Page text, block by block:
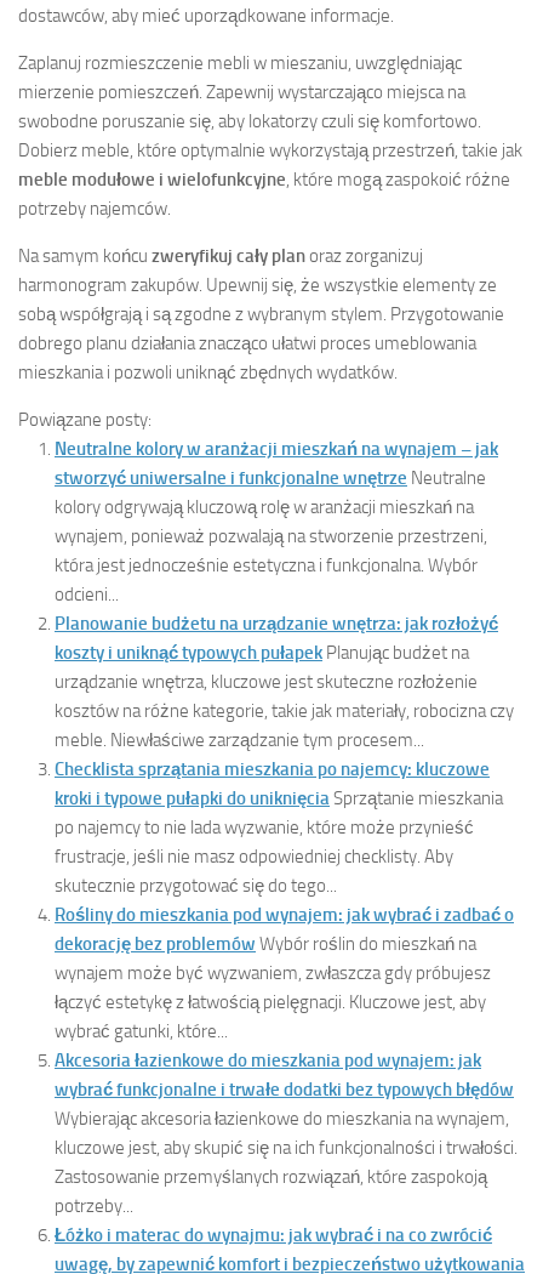
dostawców, aby mieć uporządkowane informacje.
Zaplanuj rozmieszczenie mebli w mieszaniu, uwzględniając
mierzenie pomieszczeń. Zapewnij wystarczająco miejsca na
swobodne poruszanie się, aby lokatorzy czuli się komfortowo.
Dobierz meble, które optymalnie wykorzystają przestrzeń, takie jak
meble modułowe i wielofunkcyjne , które mogą zaspokoić różne
potrzeby najemców.
Na samym końcu zweryfikuj cały planoraz zorganizuj
harmonogram zakupów. Upewnij się, że wszystkie elementy ze
sobą współgrają i są zgodne z wybranym stylem. Przygotowanie
dobrego planu działania znacząco ułatwi proces umeblowania
mieszkania i pozwoli uniknąć zbędnych wydatków.
Powiązane posty:
Neutralne kolory w aranżacji mieszkań na wynajem – jak
stworzyć uniwersalne i funkcjonalne wnętrze Neutralne
kolory odgrywają kluczową rolę w aranżacji mieszkań na
wynajem, ponieważ pozwalają na stworzenie przestrzeni,
która jest jednocześnie estetyczna i funkcjonalna. Wybór
odcieni...
Planowanie budżetu na urządzanie wnętrza: jak rozłożyć
koszty i uniknąć typowych pułapek Planując budżet na
urządzanie wnętrza, kluczowe jest skuteczne rozłożenie
kosztów na różne kategorie, takie jak materiały, robocizna czy
meble. Niewłaściwe zarządzanie tym procesem...
Checklista sprzątania mieszkania po najemcy: kluczowe
kroki i typowe pułapki do uniknięcia Sprzątanie mieszkania
po najemcy to nie lada wyzwanie, które może przynieść
frustracje, jeśli nie masz odpowiedniej checklisty. Aby
skutecznie przygotować się do tego...
Rośliny do mieszkania pod wynajem: jak wybrać i zadbać o
dekorację bez problemów Wybór roślin do mieszkań na
wynajem może być wyzwaniem, zwłaszcza gdy próbujesz
łączyć estetykę z łatwością pielęgnacji. Kluczowe jest, aby
wybrać gatunki, które...
Akcesoria łazienkowe do mieszkania pod wynajem: jak
wybrać funkcjonalne i trwałe dodatki bez typowych błędów
Wybierając akcesoria łazienkowe do mieszkania na wynajem,
kluczowe jest, aby skupić się na ich funkcjonalności i trwałości.
Zastosowanie przemyślanych rozwiązań, które zaspokoją
potrzeby...
Łóżko i materac do wynajmu: jak wybrać i na co zwrócić
uwagę, by zapewnić komfort i bezpieczeństwo użytkowania